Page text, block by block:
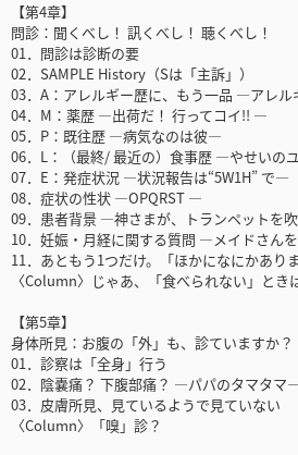
【第4章】
問診：聞くべし！ 訊くべし！ 聴くべし！
01．問診は診断の要
02．SAMPLE History（Sは「主訴」）
03．A：アレルギー歴に、もう一品 ―アレ
04．M：薬歴 ―出荷だ！ 行ってコイ!! ―
05．P：既往歴 ―病気なのは彼―
06．L：（最終/ 最近の）食事歴 ―やせいの
07．E：発症状況 ―状況報告は“5W1H” で―
08．症状の性状 ―OPQRST ―
09．患者背景 ―神さまが、トランペットを
10．妊娠・月経に関する質問 ―メイドさん
11．あともう1つだけ。「ほかになにかあり
〈Column〉じゃあ、「食べられない」とき
【第5章】
身体所見：お腹の「外」も、診ていますか？
01．診察は「全身」行う
02．陰嚢痛？ 下腹部痛？ ―パパのタマタマ
03．皮膚所見、見ているようで見ていない
〈Column〉「嗅」診？